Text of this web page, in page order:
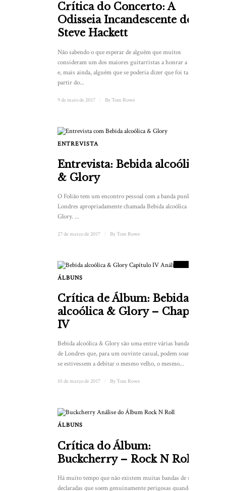
Crítica do Concerto: A
Odisseia Incandescente de
Steve Hackett
Não sabendo o que esperar de alguém que muitos
consideram um dos maiores guitarristas a honrar a música
e, mais ainda, alguém que se poderia dizer que foi talhado a
partir do...
9 de maio de 2017 ByTom Rowe
ENTREVISTA
Entrevista: Bebida alcoólica
& Glory
O Folião tem um encontro pessoal com a banda punk de
Londres apropriadamente chamada Bebida alcoólica &
Glory. ...
27 de março de 2017 ByTom Rowe
PONTUAÇÃO
ÁLBUNS
Crítica de Álbum: Bebida
alcoólica & Glory – Chapter
IV
Bebida alcoólica & Glory são uma entre várias bandas punk
de Londres que, para um ouvinte casual, podem soar como
se estivessem a debitar o mesmo velho, o mesmo...
10 de março de 2017 ByTom Rowe
ÁLBUNS
Crítica do Álbum:
Buckcherry – Rock N Roll
Há muito tempo que não existem muitas bandas de rock
declaradas que soem genuinamente perigosas quando as